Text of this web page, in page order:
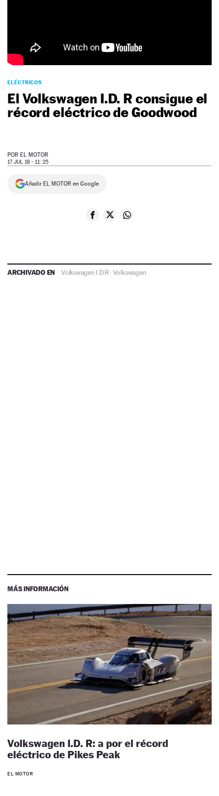
ELÉCTRICOS
El Volkswagen I.D. R consigue el
récord eléctrico de Goodwood
POR EL MOTOR
17 JUL 18 - 11: 25
Añadir EL MOTOR en Google
ARCHIVADO EN Volkswagen I.D.R ·Volkswagen
MÁS INFORMACIÓN
Volkswagen I.D. R: a por el récord
eléctrico de Pikes Peak
EL MOTOR